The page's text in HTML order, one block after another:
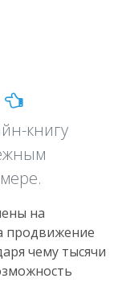
книгу
на
продвижение
чему тысячи